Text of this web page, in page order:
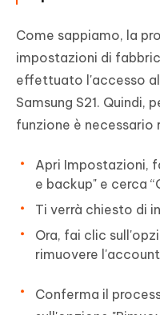
Come sappiamo, la
impostazioni di
effettuato l'accesso
Samsung S21. Quindi,
funzione è
Apri Impostazioni,
e backup" e cerca
Ti verrà chiesto di
Ora, fai clic
rimuovere
Conferma il